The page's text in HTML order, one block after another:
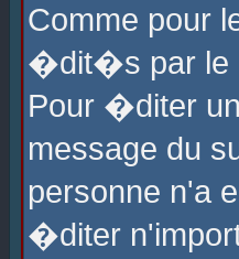
Comme pour
�dit�s par le
Pour �diter
message du
personne n'a
�diter